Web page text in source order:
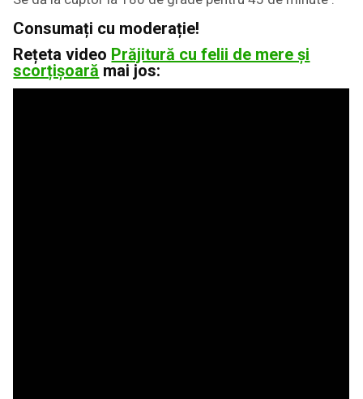
Consumați cu moderație!
Rețeta video Prăjitură cu felii de mere și
scorțișoară mai jos: